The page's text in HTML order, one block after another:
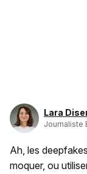
Lara
Journaliste
Ah, les
moquer, ou